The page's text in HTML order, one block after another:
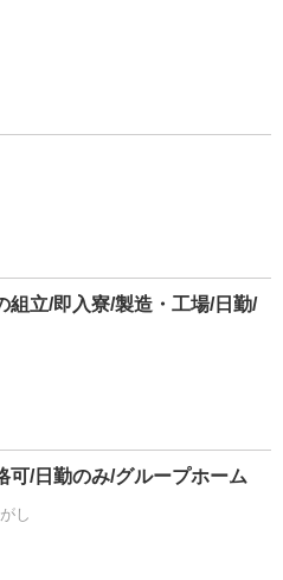
組立/即入寮/製造・工場/日勤/
可/日勤のみ/グループホーム
し